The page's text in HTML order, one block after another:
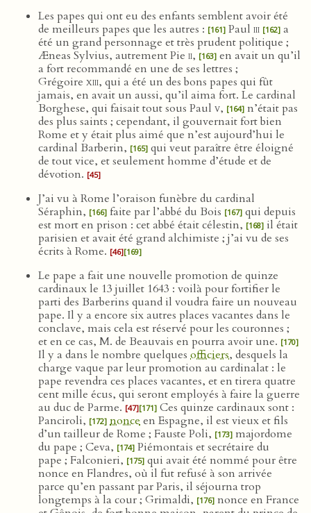
Les papes qui ont eu des enfants semblent avoir été
de meilleurs papes que les autres : [161] Paul iii [162] a
été un grand personnage et très prudent politique ;
Æneas Sylvius, autrement Pie ii, [163] en avait un qu’il
a fort recommandé en une de ses lettres ;
Grégoire xiii, qui a été un des bons papes qui fût
jamais, en avait un aussi, qu’il aima fort. Le cardinal
Borghese, qui faisait tout sous Paul v, [164] n’était pas
des plus saints ; cependant, il gouvernait fort bien
Rome et y était plus aimé que n’est aujourd’hui le
cardinal Barberin, [165] qui veut paraître être éloigné
de tout vice, et seulement homme d’étude et de
dévotion. [45]
J’ai vu à Rome l’oraison funèbre du cardinal
Séraphin, [166] faite par l’abbé du Bois [167] qui depuis
est mort en prison : cet abbé était célestin, [168] il était
parisien et avait été grand alchimiste ; j’ai vu de ses
écrits à Rome. [46][169]
Le pape a fait une nouvelle promotion de quinze
cardinaux le 13 juillet 1643 : voilà pour fortifier le
parti des Barberins quand il voudra faire un nouveau
pape. Il y a encore six autres places vacantes dans le
conclave, mais cela est réservé pour les couronnes ;
et en ce cas, M. de Beauvais en pourra avoir une. [170]
Il y a dans le nombre quelques officiers, desquels la
charge vaque par leur promotion au cardinalat : le
pape revendra ces places vacantes, et en tirera quatre
cent mille écus, qui seront employés à faire la guerre
au duc de Parme. [47][171] Ces quinze cardinaux sont :
Panciroli, [172] nonceen Espagne, il est vieux et fils
d’un tailleur de Rome ; Fauste Poli, [173] majordome
du pape ; Ceva, [174] Piémontais et secrétaire du
pape ; Falconieri, [175] qui avait été nommé pour être
nonce en Flandres, où il fut refusé à son arrivée
parce qu’en passant par Paris, il séjourna trop
longtemps à la cour ; Grimaldi, [176] nonce en France